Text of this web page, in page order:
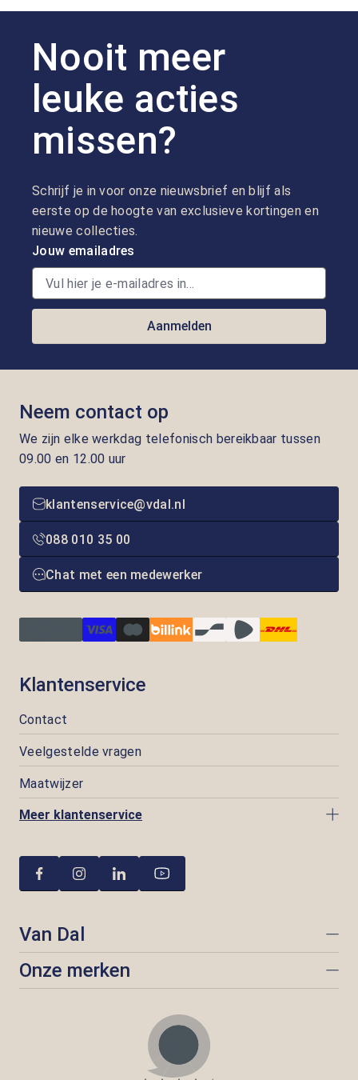
Nooit meer
leuke acties
missen?
Schrijf je in voor onze nieuwsbrief en blijf als
eerste op de hoogte van exclusieve kortingen en
nieuwe collecties.
Jouw emailadres
Aanmelden
Neem contact op
We zijn elke werkdag telefonisch bereikbaar tussen
09.00 en 12.00 uur
klantenservice@vdal.nl
088 010 35 00
Chat met een medewerker
Klantenservice
Contact
Veelgestelde vragen
Maatwijzer
Meer klantenservice
Van Dal
Onze merken